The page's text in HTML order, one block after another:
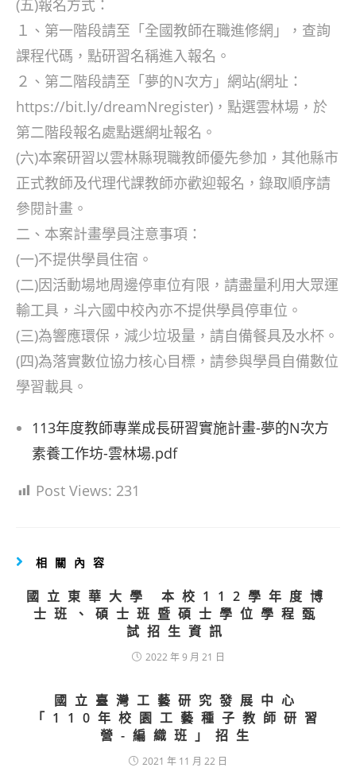
(五)報名方式：
１、第一階段請至「全國教師在職進修網」，查詢
課程代碼，點研習名稱進入報名。
２、第二階段請至「夢的N次方」網站(網址：
https://bit.ly/dreamNregister)，點選雲林場，於
第二階段報名處點選網址報名。
(六)本案研習以雲林縣現職教師優先參加，其他縣市
正式教師及代理代課教師亦歡迎報名，錄取順序請
參閱計畫。
二、本案計畫學員注意事項：
(一)不提供學員住宿。
(二)因活動場地周邊停車位有限，請盡量利用大眾運
輸工具，斗六國中校內亦不提供學員停車位。
(三)為響應環保，減少垃圾量，請自備餐具及水杯。
(四)為落實數位協力核心目標，請參與學員自備數位
學習載具。
113年度教師專業成長研習實施計畫-夢的N次方
素養工作坊-雲林場.pdf
Post Views: 231
相關內容
國立東華大學 本校112學年度博
士班、碩士班暨碩士學位學程甄
試招生資訊
2022 年 9 月 21 日
國立臺灣工藝研究發展中心
「110年校園工藝種子教師研習
營-編織班」招生
2021 年 11 月 22 日